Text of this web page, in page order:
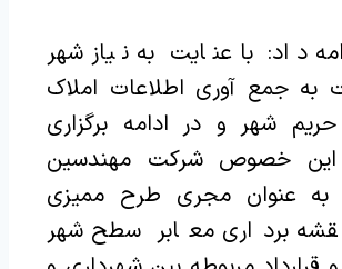
داد: با عنایت به نیاز شهر
به جمع آوری اطلاعات املاک
شهر و در ادامه برگزاری
این خصوص شرکت مهندسین
به عنوان مجری طرح ممیزی
برداری معابر سطح شهر